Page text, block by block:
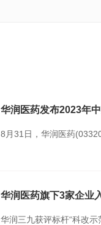
华润医药发布2023年
8月31日，华润医药
华润医药旗下3家企业
华润三九获评标杆“科改示